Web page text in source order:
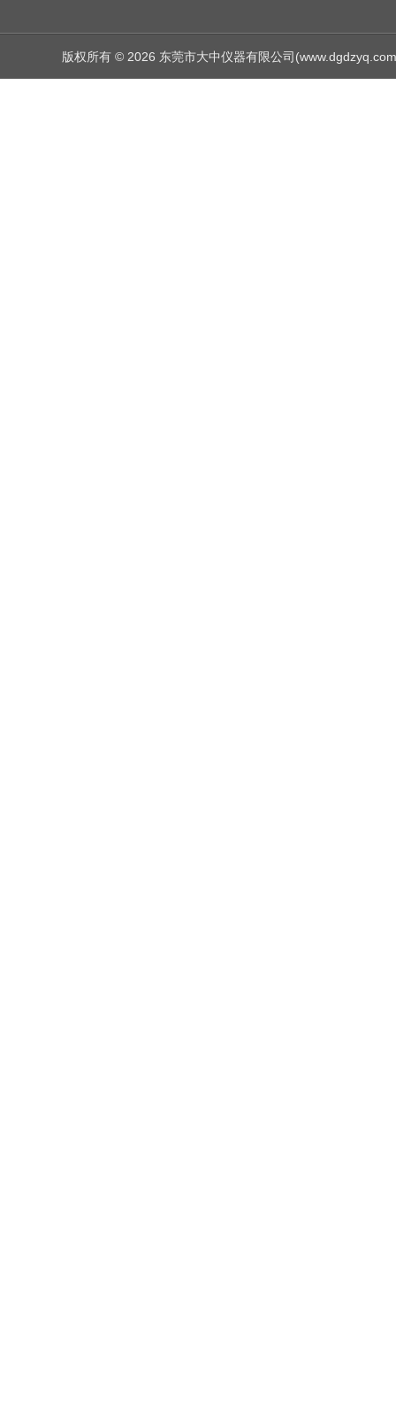
版权所有 © 2026 东莞市大中仪器有限公司